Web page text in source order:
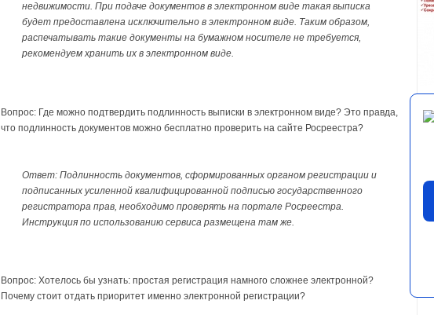
недвижимости. При подаче документов в электронном виде такая выписка
будет предоставлена исключительно в электронном виде. Таким образом,
распечатывать такие документы на бумажном носителе не требуется,
рекомендуем хранить их в электронном виде.
Вопрос: Где можно подтвердить подлинность выписки в электронном виде? Это правда,
что подлинность документов можно бесплатно проверить на сайте Росреестра?
Ответ: Подлинность документов, сформированных органом регистрации и
подписанных усиленной квалифицированной подписью государственного
регистратора прав, необходимо проверять на портале Росреестра.
Инструкция по использованию сервиса размещена там же.
Вопрос: Хотелось бы узнать: простая регистрация намного сложнее электронной?
Почему стоит отдать приоритет именно электронной регистрации?